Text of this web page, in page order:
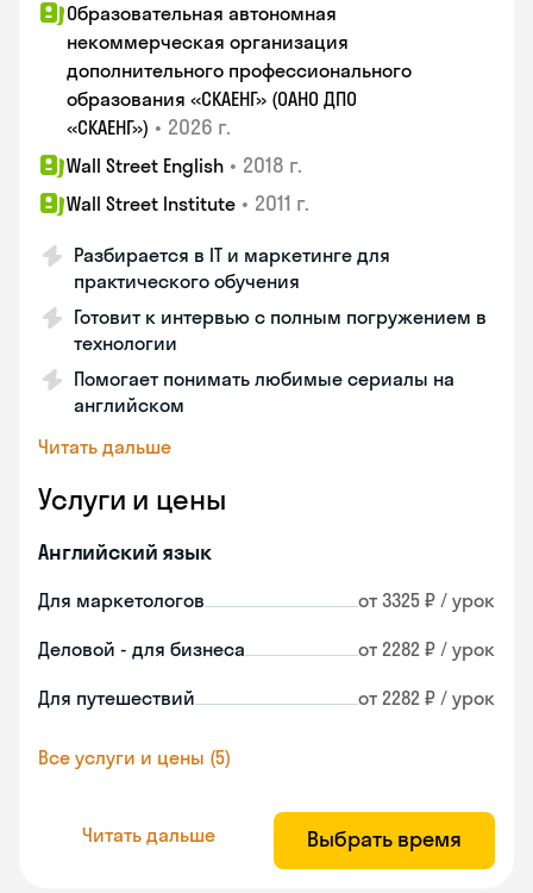
Образовательная автономная
некоммерческая организация
дополнительного профессионального
образования «СКАЕНГ» (ОАНО ДПО
«СКАЕНГ») • 2026 г.
Wall Street English • 2018 г.
Wall Street Institute • 2011 г.
Разбирается в IT и маркетинге для
практического обучения
Готовит к интервью с полным погружением в
технологии
Помогает понимать любимые сериалы на
английском
Читать дальше
Услуги и цены
Английский язык
Для маркетологов от 3325 ₽ / урок
Деловой - для бизнеса от 2282 ₽ / урок
Для путешествий от 2282 ₽ / урок
Все услуги и цены (5)
Читать дальше Выбрать время